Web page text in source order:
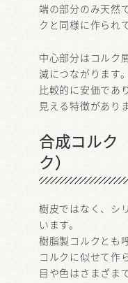
端の部分のみ天然
クと同様に作られ
中心部分はコルク
減につながります。
比較的に安価であ
見える特徴がありま
合成コルク
ク）
樹皮ではなく、シ
います。
樹脂製コルクとも
コルクに似せて作
目や色はさまざまで